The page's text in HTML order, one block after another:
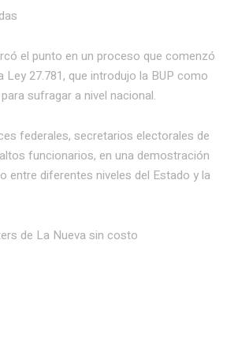
el punto en un proceso que comenzó
Ley 27.781, que introdujo la BUP como
sufragar a nivel nacional.
federales, secretarios electorales de
funcionarios, en una demostración
entre diferentes niveles del Estado y la
de La Nueva sin costo